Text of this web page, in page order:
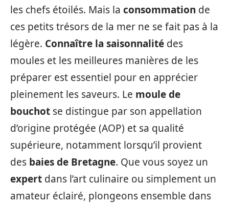
les chefs étoilés. Mais la consommation de
ces petits trésors de la mer ne se fait pas à la
légère. Connaître la saisonnalité des
moules et les meilleures manières de les
préparer est essentiel pour en apprécier
pleinement les saveurs. Le moule de
bouchot se distingue par son appellation
d’origine protégée (AOP) et sa qualité
supérieure, notamment lorsqu’il provient
des baies de Bretagne. Que vous soyez un
expert dans l’art culinaire ou simplement un
amateur éclairé, plongeons ensemble dans